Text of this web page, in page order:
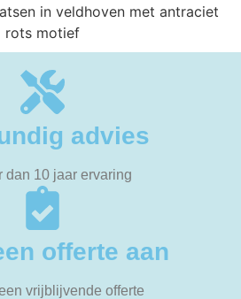
advies
dan 10 jaar ervaring
offerte aan
vrijblijvende offerte